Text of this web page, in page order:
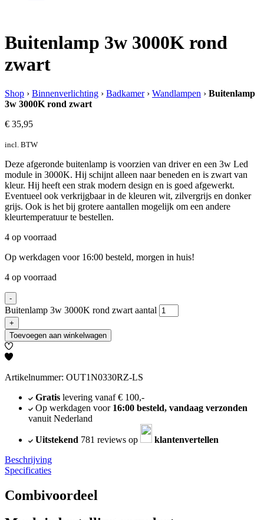
Buitenlamp 3w 3000K rond
zwart
Shop › Binnenverlichting › Badkamer› Wandlampen › Buitenlamp
3w 3000K rond zwart
€ 35,95
incl. BTW
Deze afgeronde buitenlamp is voorzien van driver en een 3w Led
module in 3000K. Hij schijnt alleen naar beneden en is zwart van
kleur. Hij heeft een strak modern design en is goed afgewerkt.
Eventueel ook verkrijgbaar in de kleuren wit, zilvergrijs en donker
grijs. Ook is het bij grotere aantallen mogelijk om een andere
kleurtemperatuur te bestellen.
4 op voorraad
Op werkdagen voor 16:00 besteld, morgen in huis!
4 op voorraad
-
Buitenlamp 3w 3000K rond zwart aantal
+
Toevoegen aan winkelwagen
Artikelnummer: OUT1N0330RZ-LS
Gratislevering vanaf € 100,-
Op werkdagen voor 16:00 besteld, vandaag verzonden
vanuit Nederland
Uitstekend 781 reviews op
klantenvertellen
Beschrijving
Specificaties
Combivoordeel